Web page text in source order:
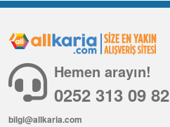
Hemen arayın!
0252 313 09 82
bilgi@allkaria.com